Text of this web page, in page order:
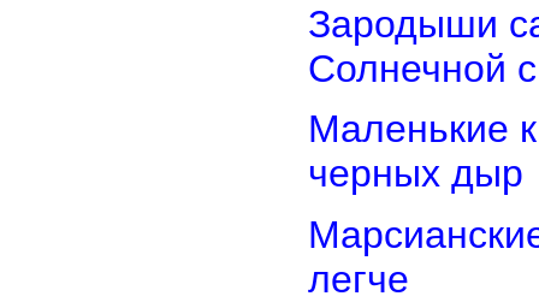
Зародыши
Солнечной
Маленькие
черных дыр
легче